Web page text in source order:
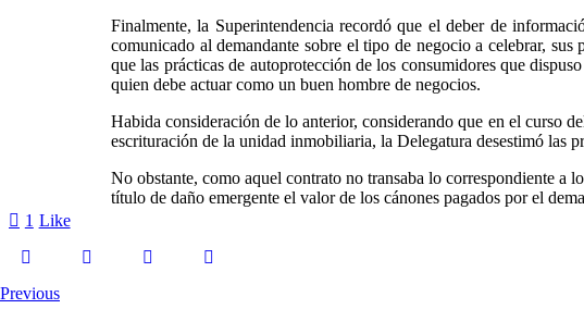
Finalmente, la Superintendencia recordó que el deber de
comunicado al demandante sobre el tipo de negocio a celebrar,
que las prácticas de autoprotección de los consumidores que
quien debe actuar como un buen hombre de negocios.
Habida consideración de lo anterior, considerando que en el curso
escrituración de la unidad inmobiliaria, la Delegatura desestimó las
No obstante, como aquel contrato no transaba lo correspondiente a
título de daño emergente el valor de los cánones pagados por el
1 Like
Previous